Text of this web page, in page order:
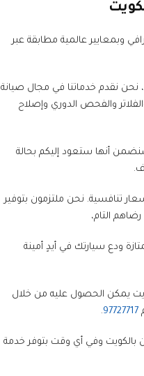
وبمعايير عالمية مطابقة عبر
نحن نقدم خدماتنا في مجال صيانة
والفحص الدوري وإصلاح
أنها ستعود إليكم بحالة
تنافسية. نحن ملتزمون بتوفير
التام،
ودع سيارتك في أيدٍ أمينة
يمكن الحصول عليه من خلال
97727717
.
وفي أي وقت بتوفر خدمة